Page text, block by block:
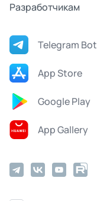
Разработчикам
Telegram Bot
App Store
Google Play
App Gallery